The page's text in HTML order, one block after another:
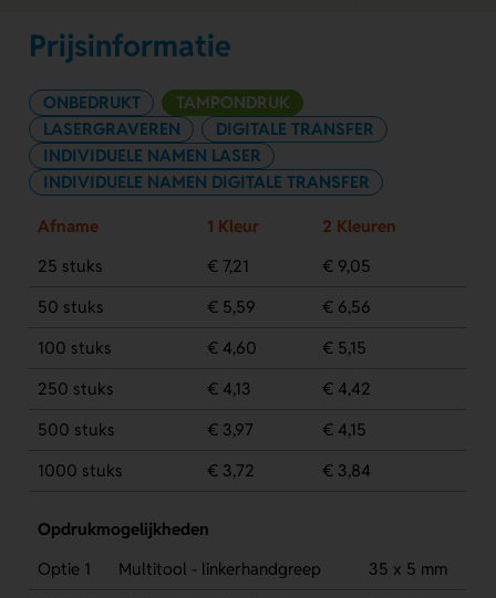
Prijsinformatie
ONBEDRUKT
TAMPONDRUK
LASERGRAVEREN
DIGITALE TRANSFER
INDIVIDUELE NAMEN LASER
INDIVIDUELE NAMEN DIGITALE TRANSFER
Afname 1 Kleur
2 Kleuren
25 stuks
€ 7,21
€ 9,05
50 stuks
€ 5,59
€ 6,56
100 stuks
€ 4,60
€ 5,15
250 stuks
€ 4,13
€ 4,42
500 stuks
€ 3,97
€ 4,15
1000 stuks
€ 3,72 € 3,84
Opdrukmogelijkheden
Optie 1
Multitool - linkerhandgreep
35 x 5 mm